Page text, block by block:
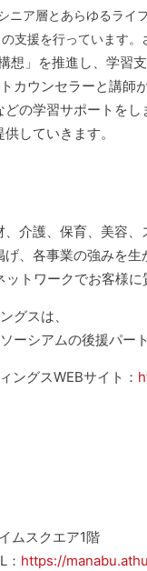
ニア層とあらゆるライ
支援を行っています。
想」を推進し、学習
カウンセラーと講師が
の学習サポートを
供していきます。
介護、保育、美容
、各事業の強みを
トワークでお客様に
グスは、
ーシアムの後援パー
ングスWEBサイト：
ムスクエア1階
https://